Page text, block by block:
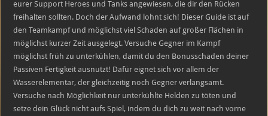
eurer Support Heroes und Tanks angewiesen, die dir den Rücken
freihalten sollten. Doch der Aufwand lohnt sich! Dieser Guide ist auf
den Teamkampf und möglichst viel Schaden auf großer Flächen in
möglichst kurzer Zeit ausgelegt. Versuche Gegner im Kampf
möglichst früh zu unterkühlen, damit du den Bonusschaden deiner
Passiven Fertigkeit ausnutzt! Dafür eignet sich vor allem der
Wasserelementar, der gleichzeitig noch Gegner verlangsamt.
Versuche nach Möglichkeit nur unterkühlte Helden zu töten und
setze dein Glück nicht aufs Spiel, indem du dich zu weit nach vorne